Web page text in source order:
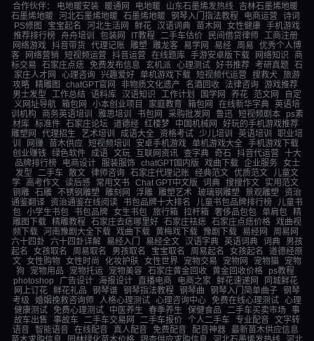
合作伙伴： 电地暖安装 暖通网 电地暖 山东石墨烯发热线
吉林石墨烯地暖
石墨烯地暖
河北石墨烯地暖 石墨烯地暖 钢琴入门指法教程 电商运营
诗词
PS修图
宝宝起名 河北生活网 鲜花 汉语词典 苗木网 女性健康 手机游戏
推荐排行榜
舟舟培训 包装网 IT教程 二手车估价 民间借贷律师
工商注册
网络游戏 抖音带货 代理记账 雕塑 雕龙客 易学网 易经 周易
优秀个人博
客
网络营销 短视频运营 抖音运营 在线题库 手游安卓版下载 网络知识
商
标交易
石家庄点痣 免费发布信息 玄机派 心理测试 好书推荐 考研真题 石
家庄人才网
心理咨询 兴趣爱好 单机游戏下载 短视频代运营 搜救犬 旅游
攻略 精雕图 chatGPT官网 非物质文化遗产 名酒回收 法律咨询 游戏推荐
男士发型
工作总结 语料库 汉语知识 工作计划 国学网 养花 范文网
自定
义网址导航 箱包网 小本创业项目 家庭教育 箱包网 在线新华字典 英语培
训机构
商务英语培训 雅思培训 书包网 采购批发网 鲁迅 短视频剧本
ps素
材库
标准件 石家庄论坛 道德经 红楼梦 中国机械网
好玩的手机游戏推荐
雕塑网
代理招生 艺术培训 成语大全 资格考试 少儿培训 英语培训
职业培
训
网赚 苗木供应 短视频培训 安卓手机游戏 单机游戏大全
手机游戏下载
创业赚钱
绿色软件 成语 文玩 互联网资讯 查字典 奇石 抖音代运营 十大
品牌排行榜
电商设计 服装服饰 chatGPT国内版 戏曲下载 企业服务
女士
发型
二手车 散文 律师咨询 石家庄代理记账 经典范文 优质范文
儿童文
学 高考作文 读后感 常用文书 Chat GPT中文版 词典 搜搜作文
实用范文
铜雕 石雕 不锈钢雕塑 雕刻网 浮雕 雕塑艺术 玻璃钢雕塑 景观雕塑
资治
通鉴翻译
资治通鉴在线阅读 书包品牌十大排名 儿童书包品牌排行榜
儿童书
包 小学生书包 书包品牌 女生书包 旅行箱 拉杆箱 奢侈品包包 单肩包 精
雕图下载 精雕教程 石家庄去痣哪里好 石家庄祛痣 石家庄点痣价格 戏曲视
频下载
河南豫剧大全下载 戏曲下载 黄梅戏下载 豫剧下载 易经网
周易网
六十四卦
六十四卦详解 易经入门 易经全文 汉语字典 英语词典 词典
男孩
起名
女孩取名 周易取名 男孩取名 宝宝取名 周易起名 女孩起名
道德经原
文 女性购物 女性时尚 化妆护肤 女性世界 宠物交易 宠物网 宠物猫
宠物
狗
宠物用品 宠物托运 宠物美容 石家庄黄金回收 黄金回收价格
ps教程
photoshop
广告设计 海报设计 直播电商 电商之家 鲜花速递网
同城鲜花
网上订花 鲜花礼品 钢琴谱 钢琴指法教程 钢琴曲 钢琴入门简单曲子 钢琴
考级
婚姻挽救咨询师 人格心理测试 心理咨询中心 免费在线心理测试 心理
健康测试
免费心理测试 中医养生 春季养生 保健食品 二手车买卖市场
事
故车出售
事故车 二手车交易网 二手车报价 个人二手车 专业配音 文字转
语音
智能语音 在线配音 真人配音 免费配音 配音神器
最新苗木供应信息